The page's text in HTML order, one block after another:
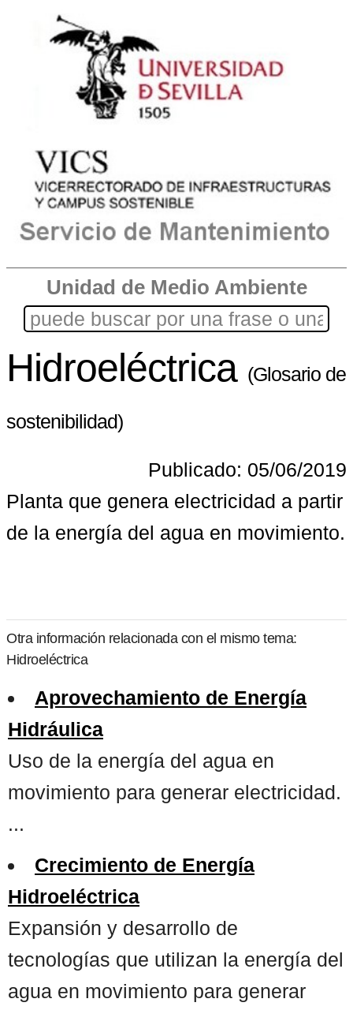
Unidad de Medio Ambiente
Hidroeléctrica (Glosario de
sostenibilidad)
Publicado: 05/06/2019
Planta que genera electricidad a partir
de la energía del agua en movimiento.
Otra información relacionada con el mismo tema:
Hidroeléctrica
Aprovechamiento de Energía
Hidráulica
Uso de la energía del agua en
movimiento para generar electricidad.
...
Crecimiento de Energía
Hidroeléctrica
Expansión y desarrollo de
tecnologías que utilizan la energía del
agua en movimiento para generar